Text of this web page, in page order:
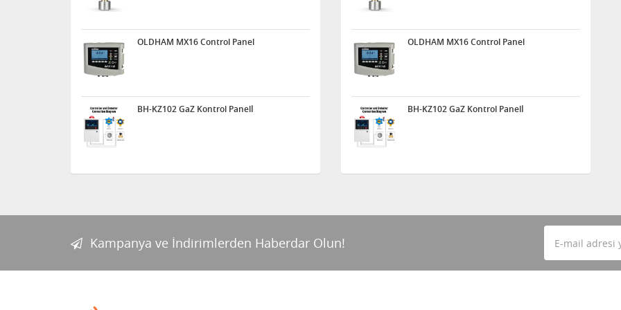
OLDHAM MX16 Control Panel
BH-KZ102 GaZ Kontrol Panelİ
OLDHAM MX16 Control Panel
BH-KZ102 GaZ Kontrol Panelİ
Kampanya ve İndirimlerden Haberdar Olun!